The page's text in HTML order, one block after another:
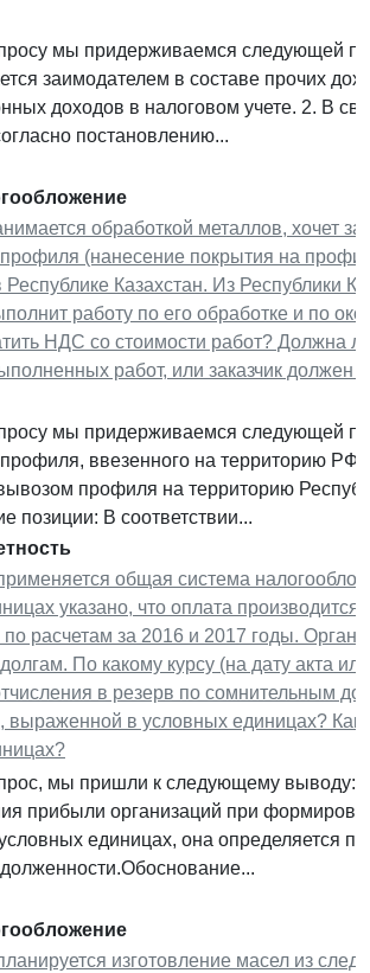
мы придерживаемся следующей
заимодателем в составе прочих
доходов в налоговом учете. 2. В
постановлению...
обработкой металлов, хочет
(нанесение покрытия на
Казахстан. Из Республики
работу по его обработке и по
НДС со стоимости работ? Должна
работ, или заказчик должен
мы придерживаемся следующей
ввезенного на территорию РФ
профиля на территорию
позиции: В соответствии...
общая система
указано, что оплата
расчетам за 2016 и 2017 годы.
По какому курсу (на дату акта
в резерв по сомнительным
выраженной в условных единицах?
мы пришли к следующему выводу: В
прибыли организаций при
единицах, она определяется
изготовление масел из